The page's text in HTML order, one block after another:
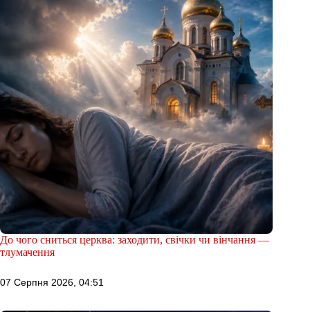
До чого сниться церква: заходити, свічки чи вінчання —
тлумачення
07 Серпня 2026, 04:51